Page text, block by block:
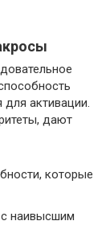
активации.
дают
которые
наивысшим